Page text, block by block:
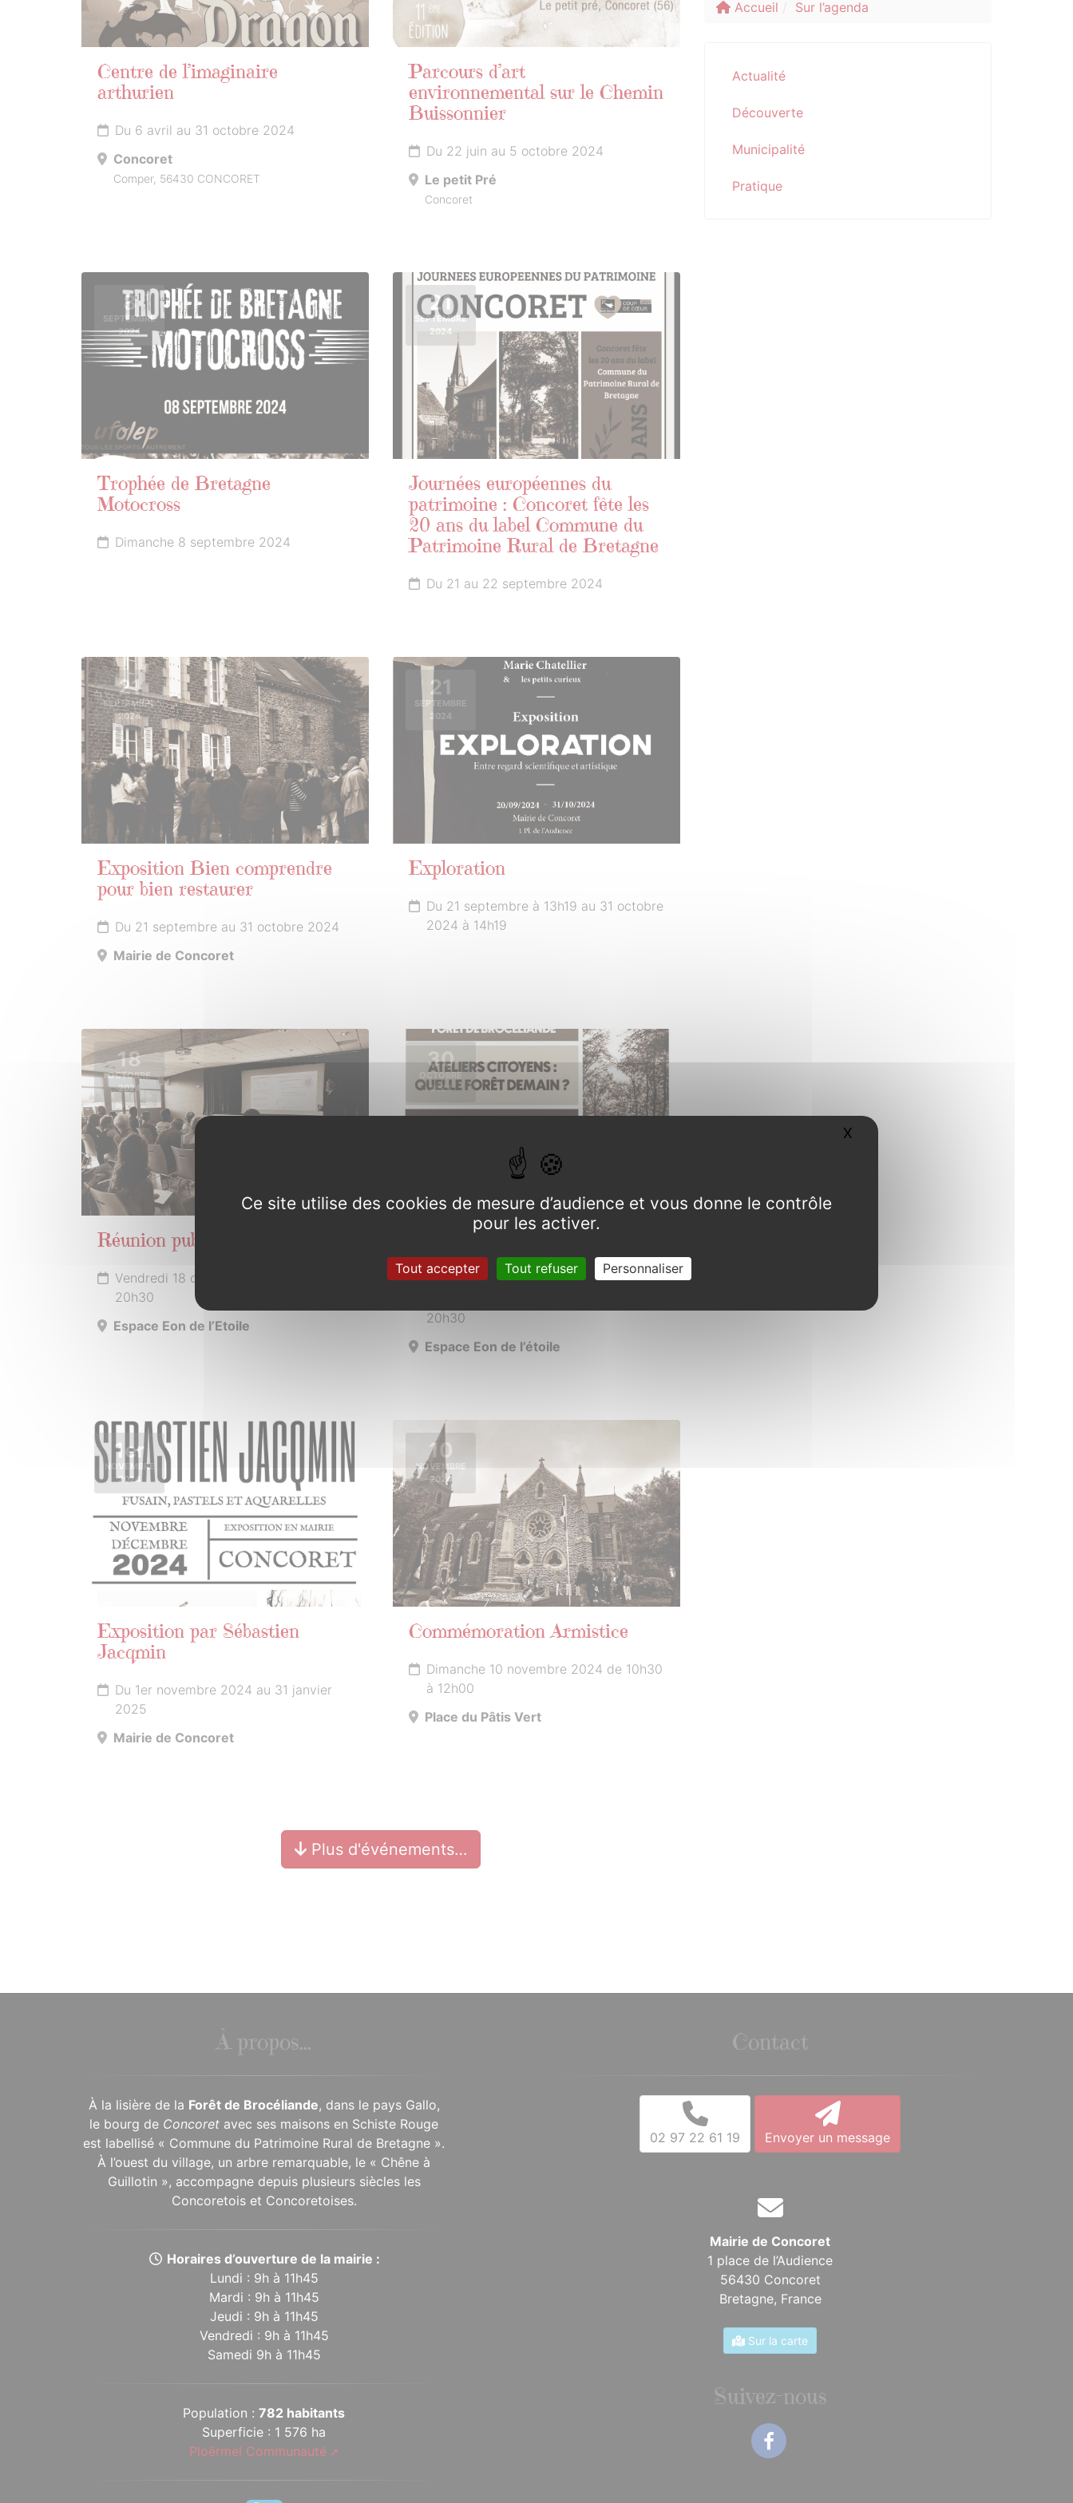
Centre de l’imaginaire
arthurien
Du 6 avril au 31 octobre 2024
Concoret
Comper, 56430 CONCORET
Parcours d’art
environnemental sur le Chemin
Buissonnier
Du 22 juin au 5 octobre 2024
Le petit Pré
Concoret
8
SEPTEMBRE
2024
Trophée de Bretagne
Motocross
Dimanche 8 septembre 2024
21
SEPTEMBRE
2024
Journées européennes du
patrimoine : Concoret fête les
20 ans du label Commune du
Patrimoine Rural de Bretagne
Du 21 au 22 septembre 2024
21
SEPTEMBRE
2024
Exposition Bien comprendre
pour bien restaurer
Du 21 septembre au 31 octobre 2024
Mairie de Concoret
21
SEPTEMBRE
2024
Exploration
Du 21 septembre à 13h19 au 31 octobre
2024 à 14h19
18
OCTOBRE
2024
Réunion publique
Vendredi 18 octobre 2024 de 19h00 à
20h30
Espace Eon de l’Etoile
30
OCTOBRE
2024
Brocéliande
20h30
Espace Eon de l’étoile
1er
NOVEMBRE
2024
Exposition par Sébastien
Jacqmin
Du 1er novembre 2024 au 31 janvier
2025
Mairie de Concoret
10
NOVEMBRE
2024
Commémoration Armistice
Dimanche 10 novembre 2024 de 10h30
à 12h00
Place du Pâtis Vert
Plus d'événements…
Accueil Sur l’agenda
Actualité
Découverte
Municipalité
Pratique
À propos...
À la lisière de la Forêt de Brocéliande, dans le pays Gallo,
le bourg de Concoret avec ses maisons en Schiste Rouge
est labellisé « Commune du Patrimoine Rural de Bretagne ».
À l’ouest du village, un arbre remarquable, le « Chêne à
Guillotin », accompagne depuis plusieurs siècles les
Concoretois et Concoretoises.
Horaires d’ouverture de la mairie :
Lundi : 9h à 11h45
Mardi : 9h à 11h45
Jeudi : 9h à 11h45
Vendredi : 9h à 11h45
Samedi 9h à 11h45
Population :782 habitants
Superficie : 1 576 ha
Ploërmel Communauté
Contact
02 97 22 61 19 Envoyer un message
Mairie de Concoret
1 place de l’Audience
56430 Concoret
Bretagne, France
Sur la carte
Suivez-nous
Ce site utilise des cookies de mesure d’audience et vous donne le contrôle
pour les activer.
Tout accepter Tout refuser Personnaliser
X Masquer le bandeau des cookies